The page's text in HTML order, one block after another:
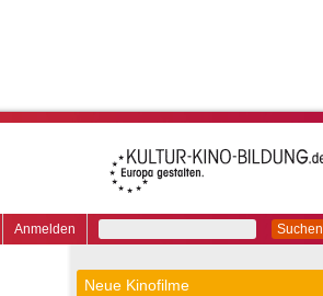
Suchen
Anmelden
Neue Kinofilme